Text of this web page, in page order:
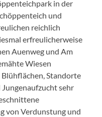
in der
und
reichlich
erfreulicherweise
Auenweg und Am
Wiesen
Blühflächen, Standorte
sehr
von Verdunstung und